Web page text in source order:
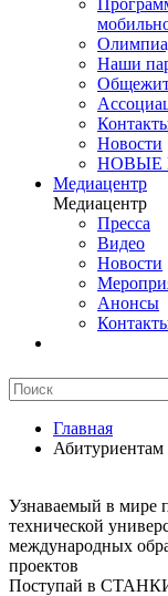
Наши
Новости
НОВЫЕ
Медиацентр
Медиацентр
Пресса
Видео
Новости
Анонсы
Главная
Абитуриентам
Узнаваемый в мире
технической
международных
проектов
Поступай в